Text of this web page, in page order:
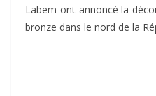
Labem ont annoncé la
bronze dans le nord de la